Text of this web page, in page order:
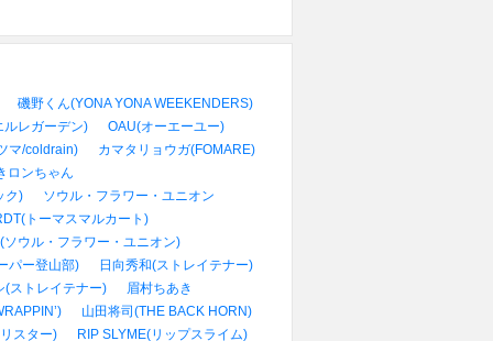
磯野くん(YONA YONA WEEKENDERS)
レガーデン)
OAU(オーエーユー)
マ/coldrain)
カマタリョウガ(FOMARE)
ロンちゃん
ク)
ソウル・フラワー・ユニオン
トーマスマルカート)
ソウル・フラワー・ユニオン)
パー登山部)
日向秀和(ストレイテナー)
(ストレイテナー)
眉村ちあき
山田将司(THE BACK HORN)
スター)
RIP SLYME(リップスライム)